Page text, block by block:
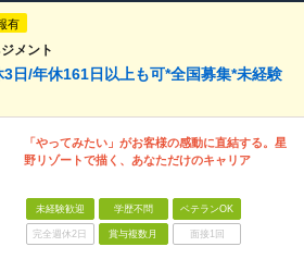
有
メント
日/年休161日以上も可*全国募集*未経験
「やってみたい」がお客様の感動に直結する。星
野リゾートで描く、あなただけのキャリア
未経験歓迎 学歴不問 ベテランOK
完全週休2日 賞与複数月 面接1回